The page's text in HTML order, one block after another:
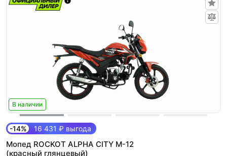
В наличии
-14% 16 431 ₽ выгода
Мопед ROCKOT ALPHA CITY M-12
(красный глянцевый)